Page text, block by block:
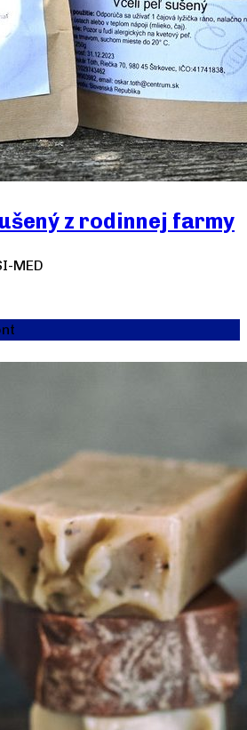
z rodinnej farmy
MED